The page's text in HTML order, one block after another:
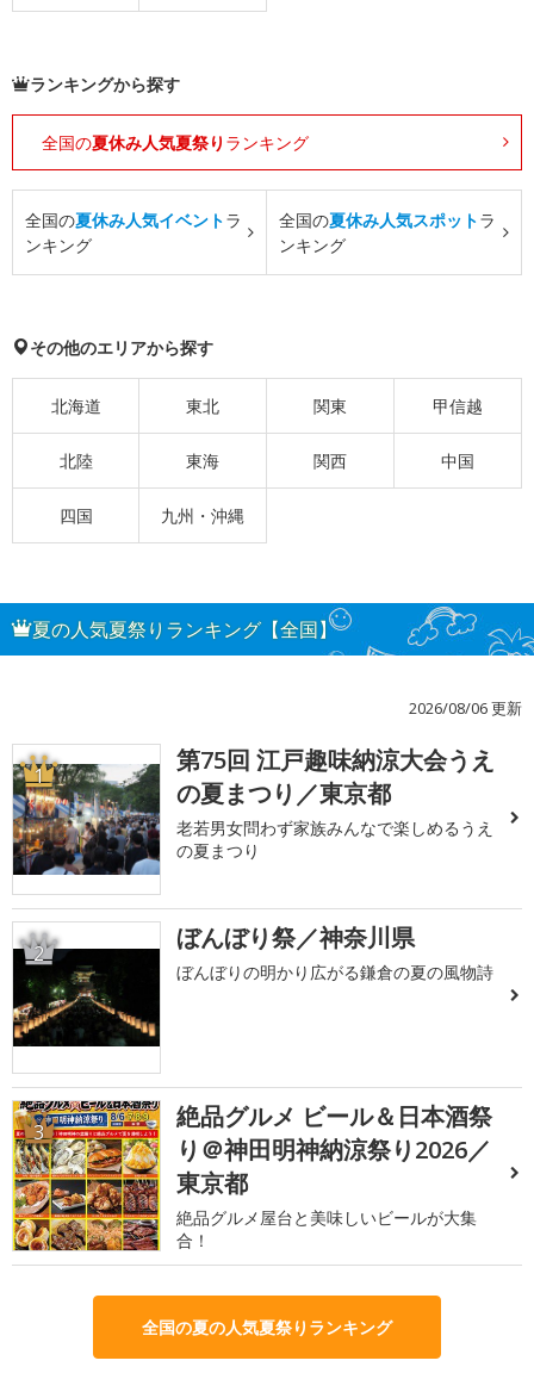
ランキングから探す
全国の夏休み人気夏祭り ランキング
全国の夏休み人気イベントラ
ンキング
全国の夏休み人気スポットラ
ンキング
その他のエリアから探す
北海道 東北 関東 甲信越
北陸 東海 関西 中国
四国 九州・沖縄
夏の人気夏祭りランキング【全国】
2026/08/06 更新
1
第75回 江戸趣味納涼大会うえ
の夏まつり／東京都
老若男女問わず家族みんなで楽しめるうえ
の夏まつり
2 ぼんぼり祭／神奈川県
ぼんぼりの明かり広がる鎌倉の夏の風物詩
3
絶品グルメ ビール＆日本酒祭
り＠神田明神納涼祭り2026／
東京都
絶品グルメ屋台と美味しいビールが大集
合！
全国の夏の人気夏祭りランキング